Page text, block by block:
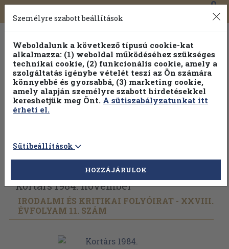
Toggle
navigation
0
Vissza az előző oldalra Válasszon példányt
Kortárs 1984. november
IRODALMI ÉS KRITIKAI FOLYÓIRAT - XXVIII.
ÉVFOLYAM 11. SZÁM
Személyre szabott beállítások
Weboldalunk a következő típusú cookie-kat
alkalmazza: (1) weboldal működéséhez szükséges
technikai cookie, (2) funkcionális cookie, amely a
szolgáltatás igénybe vételét teszi az Ön számára
könnyebbé és gyorsabbá, (3) marketing cookie,
amely alapján személyre szabott hirdetésekkel
kereshetjük meg Önt. A sütiszabályzatunkat itt
érheti el.
Sütibeállítások
HOZZÁJÁRULOK